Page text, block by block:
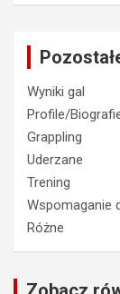
Wyniki gal
Profile/
Grappling
Uderzane
Trening
Wspomaganie
Różne